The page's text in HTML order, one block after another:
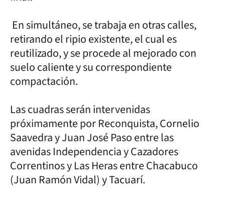
En simultáneo, se trabaja en otras calles,
retirando el ripio existente, el cual es
reutilizado, y se procede al mejorado con
suelo caliente y su correspondiente
compactación.
Las cuadras serán intervenidas
próximamente por Reconquista, Cornelio
Saavedra y Juan José Paso entre las
avenidas Independencia y Cazadores
Correntinos y Las Heras entre Chacabuco
(Juan Ramón Vidal) y Tacuarí.